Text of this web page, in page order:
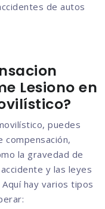
de autos
Lesiono en
puedes
la gravedad de
y las leyes
hay varios tipos